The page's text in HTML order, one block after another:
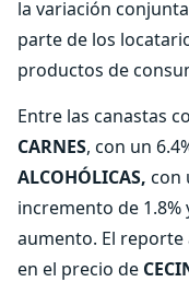
la variación
parte de los
productos de
Entre las canastas
CARNES, con un
ALCOHÓLICAS, con
incremento de 1.8%
aumento. El
en el precio de